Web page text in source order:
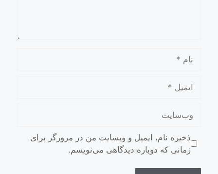
ذخیره نام، ایمیل و وبسایت من در مرورگر برای
زمانی که دوباره دیدگاهی می‌نویسم.